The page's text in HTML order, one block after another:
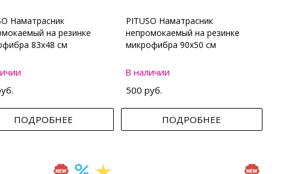
Наматрасник
на резинке
83х48 см
ПОДРОБНЕЕ
PITUSO Наматрасник
непромокаемый на резинке
микрофибра 90х50 см
В наличии
500 руб.
ПОДРОБНЕЕ